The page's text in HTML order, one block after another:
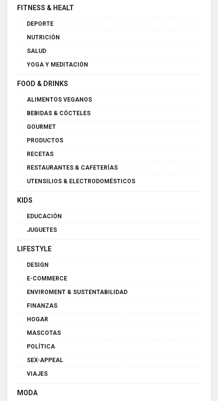
FITNESS & HEALT
DEPORTE
NUTRICIÓN
SALUD
YOGA Y MEDITACIÓN
FOOD & DRINKS
ALIMENTOS VEGANOS
BEBIDAS & CÓCTELES
GOURMET
PRODUCTOS
RECETAS
RESTAURANTES & CAFETERÍAS
UTENSILIOS & ELECTRODOMÉSTICOS
KIDS
EDUCACIÓN
JUGUETES
LIFESTYLE
DESIGN
E-COMMERCE
ENVIROMENT & SUSTENTABILIDAD
FINANZAS
HOGAR
MASCOTAS
POLÍTICA
SEX-APPEAL
VIAJES
MODA